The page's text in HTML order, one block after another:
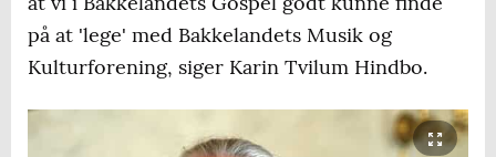
på at 'lege' med Bakkelandets Musik og
Kulturforening, siger Karin Tvilum Hindbo.